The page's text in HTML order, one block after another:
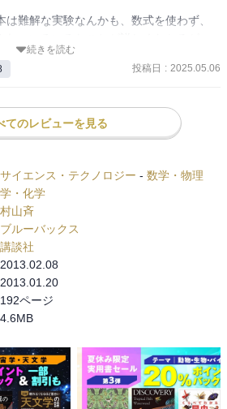
い！）
るために、小さな素粒子の世界を知る必
億年前
小さかった（ベビちゃん誕生　なんだ
る
しないうちに数ミリに広がる
いのだ　数ミリって一見大したことない
小さいサイズから…だから凄いことだ）
ーが熱や光に変化し一気に熱くなる
いの大きさになると、粒子と反粒子の
動きによる（これがネックで凄いこと
になると、ヒッグス粒子が凍りつく
まれ、多くの素粒子に質量が与えられ
難解な実験なんかも、数式を使わず、
誤魔化しなく、寄り道せずと言った感
いる気がする。
と、下手な推理小説よりずっとドキドキ
ちている。
続きを読む
投稿日 : 2025.05.06
てのレビューを見る
サイエンス・テクノロジー - 数学・物理
学・化学
村山斉
ブルーバックス
講談社
2013.02.08
2013.01.20
192ページ
4.6MB